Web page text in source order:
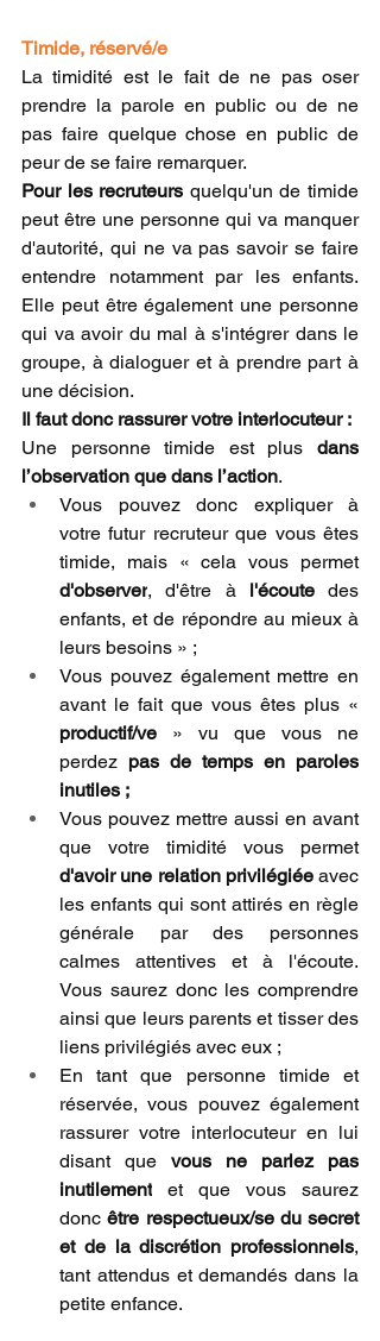
Timide, réservé/e
La timidité est le fait de ne pas oser
prendre la parole en public ou de ne
pas faire quelque chose en public de
peur de se faire remarquer.
Pour les recruteurs quelqu'un de timide
peut être une personne qui va manquer
d'autorité, qui ne va pas savoir se faire
entendre notamment par les enfants.
Elle peut être également une personne
qui va avoir du mal à s'intégrer dans le
groupe, à dialoguer et à prendre part à
une décision.
Il faut donc rassurer votre interlocuteur :
Une personne timide est plus dans
l’observation que dans l’action.
Vous pouvez donc expliquer à
votre futur recruteur que vous êtes
timide, mais « cela vous permet
d'observer, d'être à l'écoute des
enfants, et de répondre au mieux à
leurs besoins » ;
Vous pouvez également mettre en
productif/ve » vu que vous ne
perdez pas de temps en paroles
inutiles ;
Vous pouvez mettre aussi en avant
que votre timidité vous permet
d'avoir une relation privilégiée avec
les enfants qui sont attirés en règle
générale par des personnes
calmes attentives et à l'écoute.
Vous saurez donc les comprendre
ainsi que leurs parents et tisser des
liens privilégiés avec eux ;
En tant que personne timide et
réservée, vous pouvez également
rassurer votre interlocuteur en lui
disant que vous ne parlez pas
inutilement et que vous saurez
donc être respectueux/se du secret
et de la discrétion professionnels,
tant attendus et demandés dans la
petite enfance.